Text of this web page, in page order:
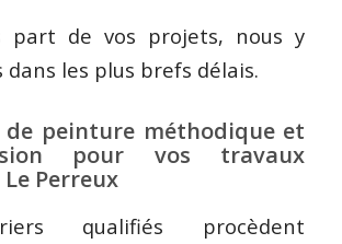
part de vos projets, nous y
les plus brefs délais.
peinture méthodique et
pour vos travaux
Perreux
qualifiés procèdent